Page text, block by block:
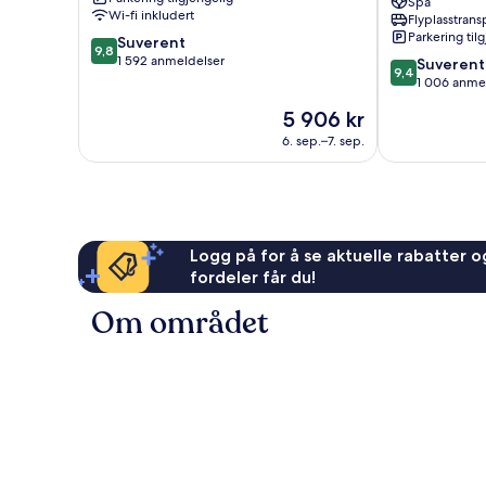
Wi-fi inkludert
9.8
av
9,8 Suverent
1 592 anmeldelser
Prisen
er
5 906 kr
5 906 kr
6. sep.–7. sep.
Beach
Nashiro
Parkering
9.4
av
anmeldelser
9,4 Suverent
1 006
Logg på for å se aktuelle rabatter
fordeler får du!
Om området